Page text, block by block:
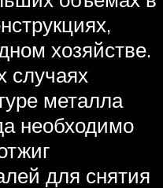
хозяйстве.
случаях
металла
необходимо
для снятия